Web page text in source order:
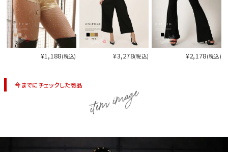
¥1,188(税込) ¥3,278(税込) ¥2,178(税込)
今までにチェックした商品 item image